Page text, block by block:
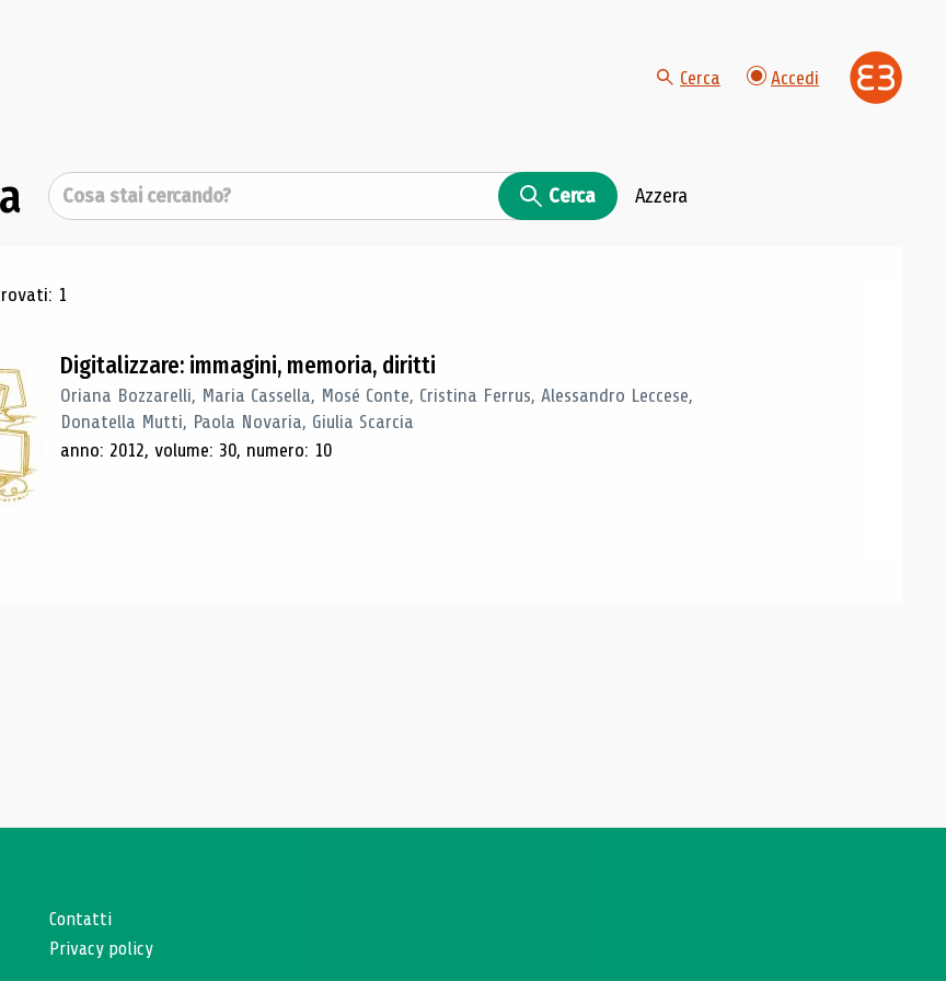
Cerca Accedi
Cerca Cerca Azzera
di ricerca
1
Digitalizzare: immagini, memoria, diritti
Oriana Bozzarelli, Maria Cassella, Mosé Conte, Cristina Ferrus, Alessandro Leccese,
Donatella Mutti, Paola Novaria, Giulia Scarcia
anno: 2012, volume: 30, numero: 10
Contatti
Privacy policy